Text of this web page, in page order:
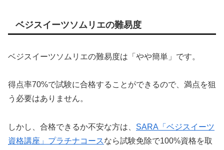
ベジスイーツソムリエの難易度
ベジスイーツソムリエの難易度は「やや簡単」です。
得点率70%で試験に合格することができるので、満点を狙
う必要はありません。
しかし、合格できるか不安な方は、 SARA「ベジスイーツ
資格講座」プラチナコースなら試験免除で100%資格を取